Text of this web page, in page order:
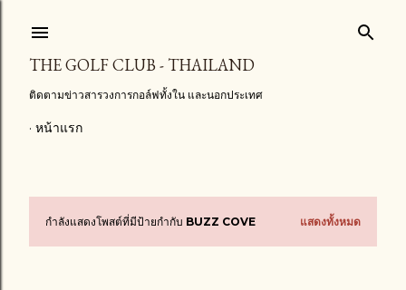
THE GOLF CLUB - THAILAND
ติดตามข่าวสารวงการกอล์ฟทั้งใน และนอกประเทศ
หน้าแรก
บ
กำลังแสดงโพสต์ที่มีป้ายกำกับ BUZZ COVE แสดงทั้งหมด